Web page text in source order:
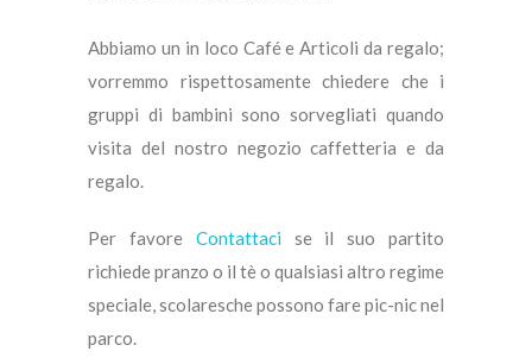
Abbiamo un in loco Café e Articoli da regalo;
vorremmo rispettosamente chiedere che i
gruppi di bambini sono sorvegliati quando
visita del nostro negozio caffetteria e da
regalo.
Per favore Contattaci se il suo partito
richiede pranzo o il tè o qualsiasi altro regime
speciale, scolaresche possono fare pic-nic nel
parco.